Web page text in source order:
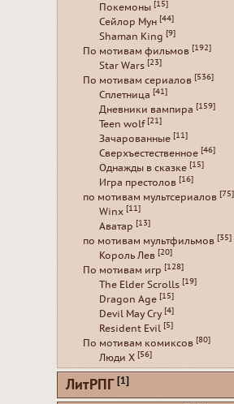
Покемоны [15]
Сейлор Мун [44]
Shaman King [9]
По мотивам фильмов [192]
Star Wars [23]
По мотивам сериалов [536]
Сплетница [41]
Дневники вампира [159]
Teen wolf [21]
Зачарованные [11]
Сверхъестественное [46]
Однажды в сказке [15]
Игра престолов [16]
по мотивам мультсериалов [75]
Winx [11]
Аватар [13]
по мотивам мультфильмов [35]
Король Лев [20]
По мотивам игр [128]
The Elder Scrolls [19]
Dragon Age [15]
Devil May Cry [4]
Resident Evil [5]
По мотивам комиксов [80]
Люди Х [56]
ЛитРПГ [1]